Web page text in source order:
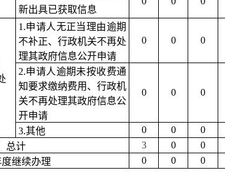
新出具已获取信息
1.申请人无正当理由逾期
不补正、行政机关不再处
理其政府信息公开申请
0 0 0
2.申请人逾期未按收费通
知要求缴纳费用、行政机
关不再处理其政府信息公
开申请
0 0 0
3.其他 0 0 0
总计
3 0 0
继续办理
0 0 0